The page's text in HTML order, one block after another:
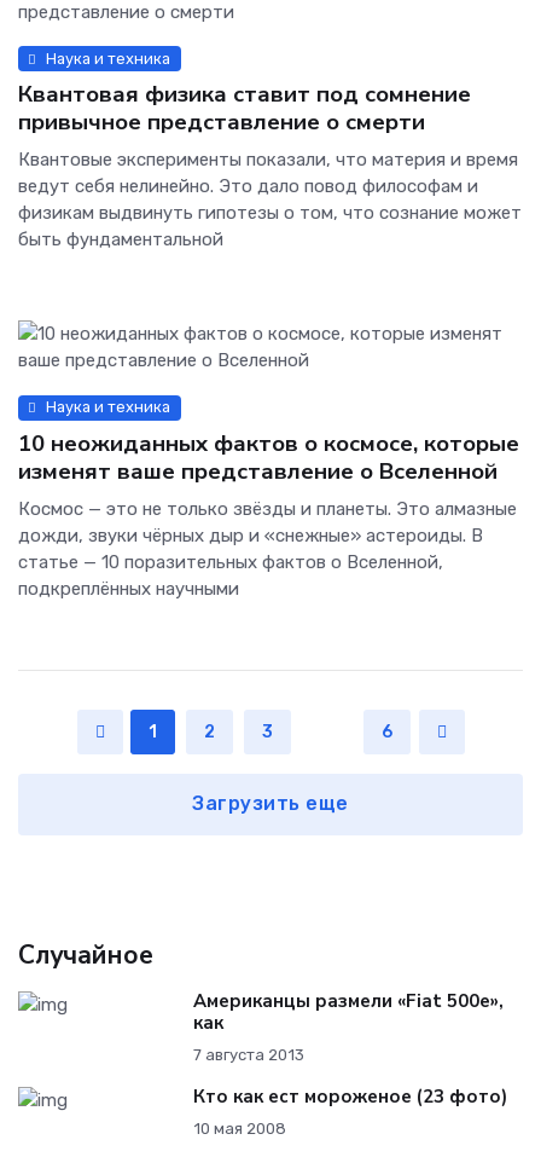
Наука и техника
Квантовая физика ставит под сомнение
привычное представление о смерти
Квантовые эксперименты показали, что материя и время
ведут себя нелинейно. Это дало повод философам и
физикам выдвинуть гипотезы о том, что сознание может
быть фундаментальной
Наука и техника
10 неожиданных фактов о космосе, которые
изменят ваше представление о Вселенной
Космос — это не только звёзды и планеты. Это алмазные
дожди, звуки чёрных дыр и «снежные» астероиды. В
статье — 10 поразительных фактов о Вселенной,
подкреплённых научными
1 2 3 6
Загрузить еще
Случайное
Американцы размели «Fiat 500e»,
как
7 августа 2013
Кто как ест мороженое (23 фото)
10 мая 2008